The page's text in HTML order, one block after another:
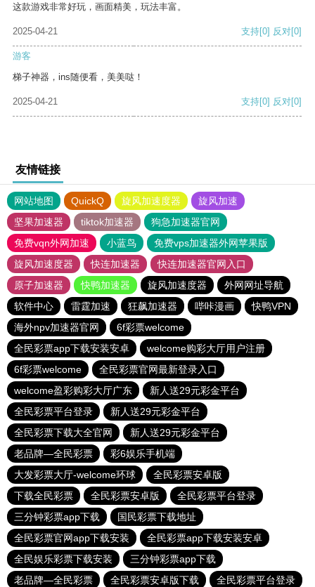
这款游戏非常好玩，画面精美，玩法丰富。
2025-04-21 支持[0] 反对[0]
游客
梯子神器，ins随便看，美美哒！
2025-04-21 支持[0] 反对[0]
友情链接
网站地图 QuickQ 旋风加速度器
旋风加速
坚果加速器
tiktok加速器
狗急加速器官网
免费vqn外网加速
小蓝鸟
免费vps加速器外网苹果版
旋风加速度器
快连加速器
快连加速器官网入口
原子加速器
快鸭加速器 旋风加速度器
外网网址导航
软件中心
雷霆加速 狂飙加速器 哔咔漫画
快鸭VPN
海外npv加速器官网
6f彩票welcome
全民彩票app下载安装安卓
welcome购彩大厅用户注册
6f彩票welcome
全民彩票官网最新登录入口
welcome盈彩购彩大厅广东
新人送29元彩金平台
全民彩票平台登录
新人送29元彩金平台
全民彩票下载大全官网
新人送29元彩金平台
老品牌—全民彩票
彩6娱乐手机端
大发彩票大厅-welcome环球
全民彩票安卓版
下载全民彩票
全民彩票安卓版
全民彩票平台登录
三分钟彩票app下载
国民彩票下载地址
全民彩票官网app下载安装
全民彩票app下载安装安卓
全民娱乐彩票下载安装
三分钟彩票app下载
老品牌—全民彩票
全民彩票安卓版下载 全民彩票平台登录